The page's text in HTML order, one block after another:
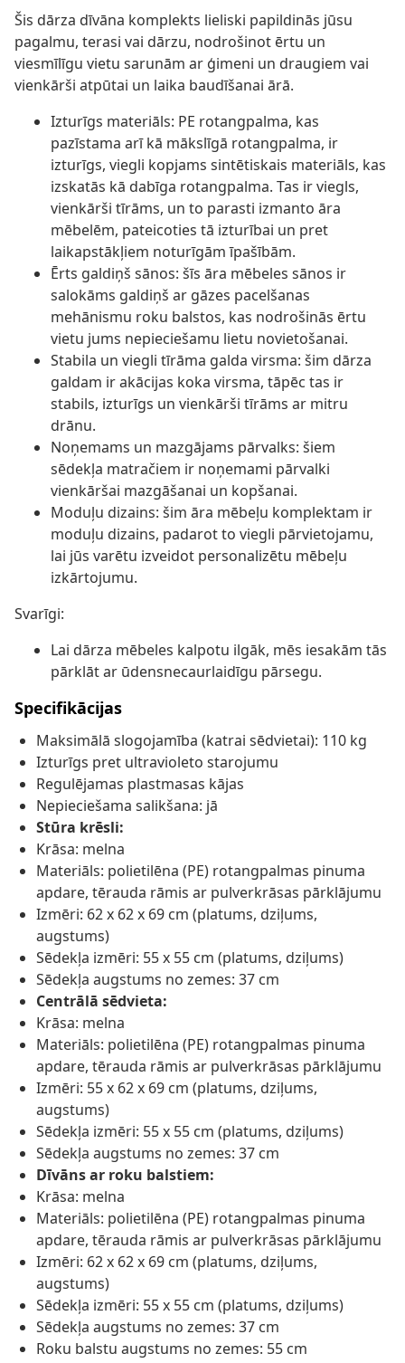
Šis dārza dīvāna komplekts lieliski papildinās jūsu
pagalmu, terasi vai dārzu, nodrošinot ērtu un
viesmīlīgu vietu sarunām ar ģimeni un draugiem vai
vienkārši atpūtai un laika baudīšanai ārā.
Izturīgs materiāls: PE rotangpalma, kas
pazīstama arī kā mākslīgā rotangpalma, ir
izturīgs, viegli kopjams sintētiskais materiāls, kas
izskatās kā dabīga rotangpalma. Tas ir viegls,
vienkārši tīrāms, un to parasti izmanto āra
mēbelēm, pateicoties tā izturībai un pret
laikapstākļiem noturīgām īpašībām.
Ērts galdiņš sānos: šīs āra mēbeles sānos ir
salokāms galdiņš ar gāzes pacelšanas
mehānismu roku balstos, kas nodrošinās ērtu
vietu jums nepieciešamu lietu novietošanai.
Stabila un viegli tīrāma galda virsma: šim dārza
galdam ir akācijas koka virsma, tāpēc tas ir
stabils, izturīgs un vienkārši tīrāms ar mitru
drānu.
Noņemams un mazgājams pārvalks: šiem
sēdekļa matračiem ir noņemami pārvalki
vienkāršai mazgāšanai un kopšanai.
Moduļu dizains: šim āra mēbeļu komplektam ir
moduļu dizains, padarot to viegli pārvietojamu,
lai jūs varētu izveidot personalizētu mēbeļu
izkārtojumu.
Svarīgi:
Lai dārza mēbeles kalpotu ilgāk, mēs iesakām tās
pārklāt ar ūdensnecaurlaidīgu pārsegu.
Specifikācijas
Maksimālā slogojamība (katrai sēdvietai): 110 kg
Izturīgs pret ultravioleto starojumu
Regulējamas plastmasas kājas
Nepieciešama salikšana: jā
Stūra krēsli:
Krāsa: melna
Materiāls: polietilēna (PE) rotangpalmas pinuma
apdare, tērauda rāmis ar pulverkrāsas pārklājumu
Izmēri: 62 x 62 x 69 cm (platums, dziļums,
augstums)
Sēdekļa izmēri: 55 x 55 cm (platums, dziļums)
Sēdekļa augstums no zemes: 37 cm
Centrālā sēdvieta:
Krāsa: melna
Materiāls: polietilēna (PE) rotangpalmas pinuma
apdare, tērauda rāmis ar pulverkrāsas pārklājumu
Izmēri: 55 x 62 x 69 cm (platums, dziļums,
augstums)
Sēdekļa izmēri: 55 x 55 cm (platums, dziļums)
Sēdekļa augstums no zemes: 37 cm
Dīvāns ar roku balstiem:
Krāsa: melna
Materiāls: polietilēna (PE) rotangpalmas pinuma
apdare, tērauda rāmis ar pulverkrāsas pārklājumu
Izmēri: 62 x 62 x 69 cm (platums, dziļums,
augstums)
Sēdekļa izmēri: 55 x 55 cm (platums, dziļums)
Sēdekļa augstums no zemes: 37 cm
Roku balstu augstums no zemes: 55 cm